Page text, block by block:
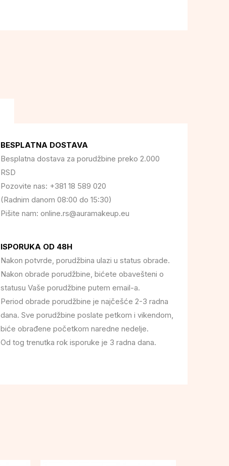
BESPLATNA DOSTAVA
Besplatna dostava za porudžbine preko 2.000
RSD
Pozovite nas: +381 18 589 020
(Radnim danom 08:00 do 15:30)
Pišite nam: online.rs@auramakeup.eu
ISPORUKA OD 48H
Nakon potvrde, porudžbina ulazi u status obrade.
Nakon obrade porudžbine, bićete obavešteni o
statusu Vaše porudžbine putem email-a.
Period obrade porudžbine je najčešće 2-3 radna
dana. Sve porudžbine poslate petkom i vikendom,
biće obrađene početkom naredne nedelje.
Od tog trenutka rok isporuke je 3 radna dana.